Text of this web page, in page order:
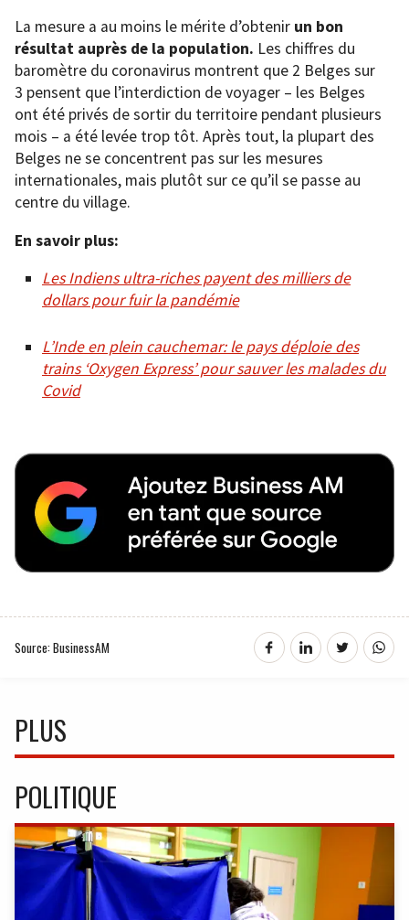
La mesure a au moins le mérite d’obtenir un bon
résultat auprès de la population. Les chiffres du
baromètre du coronavirus montrent que 2 Belges sur
3 pensent que l’interdiction de voyager – les Belges
ont été privés de sortir du territoire pendant plusieurs
mois – a été levée trop tôt. Après tout, la plupart des
Belges ne se concentrent pas sur les mesures
internationales, mais plutôt sur ce qu’il se passe au
centre du village.
En savoir plus:
Les Indiens ultra-riches payent des milliers de
dollars pour fuir la pandémie
L’Inde en plein cauchemar: le pays déploie des
trains ‘Oxygen Express’ pour sauver les malades du
Covid
Source: BusinessAM
PLUS
POLITIQUE